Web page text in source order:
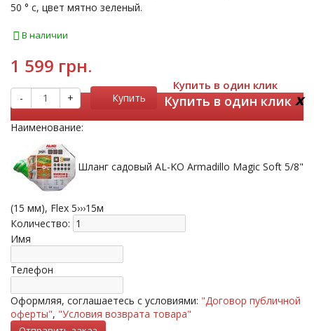
50 ° с, цвет мятно зеленый.
В наличии
1 599 грн.
- + Купить
Купить в один клик
Купить в один клик x
Наименование:
Шланг садовый AL-KO Armadillo Magic Soft 5/8"
(15 мм), Flex 5›››15м
Количество:
Имя
Телефон
Оформляя, соглашаетесь с условиями: "Договор публичной
оферты", "Условия возврата товара"